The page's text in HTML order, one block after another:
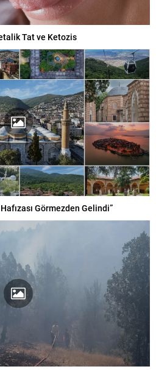
Tat ve Ketozis
Görmezden Gelindi”